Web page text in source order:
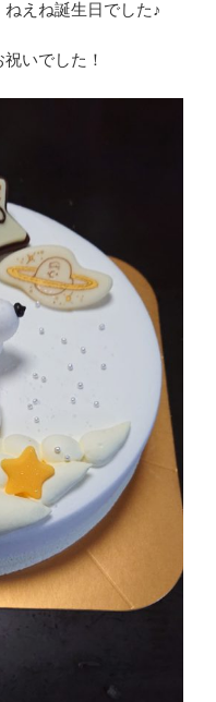
えね誕生日でした♪
いでした！